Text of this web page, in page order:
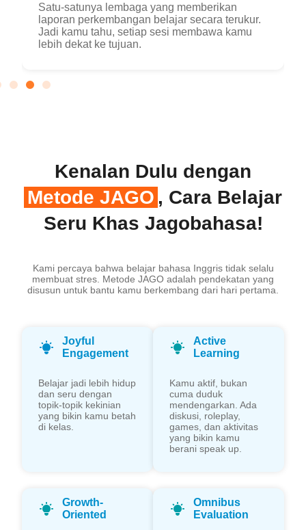
Satu-satunya lembaga yang memberikan
laporan perkembangan belajar secara terukur.
Jadi kamu tahu, setiap sesi membawa kamu
lebih dekat ke tujuan.
Kenalan Dulu dengan
Metode JAGO , Cara Belajar
Seru Khas Jagobahasa!
Kami percaya bahwa belajar bahasa Inggris tidak selalu
membuat stres. Metode JAGO adalah pendekatan yang
disusun untuk bantu kamu berkembang dari hari pertama.
Joyful
Engagement
Belajar jadi lebih hidup
dan seru dengan
topik-topik kekinian
yang bikin kamu betah
di kelas.
Active
Learning
Kamu aktif, bukan
cuma duduk
mendengarkan. Ada
diskusi, roleplay,
games, dan aktivitas
yang bikin kamu
berani speak up.
Growth-
Oriented
Omnibus
Evaluation